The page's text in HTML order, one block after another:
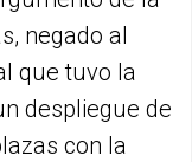
negado al
que tuvo la
despliegue de
con la